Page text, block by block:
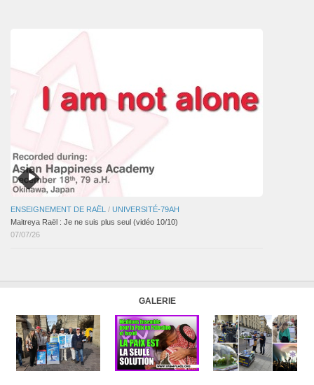
ENSEIGNEMENT DE RAËL / UNIVERSITÉ-79AH
Maitreya Raël : Je ne suis plus seul (vidéo 10/10)
07/07/26
GALERIE